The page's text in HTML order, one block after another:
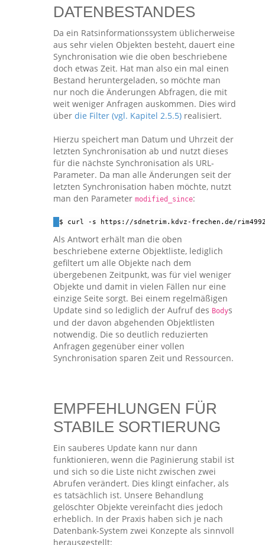
DATENBESTANDES
Da ein Ratsinformationssystem üblicherweise
aus sehr vielen Objekten besteht, dauert eine
Synchronisation wie die oben beschriebene
doch etwas Zeit. Hat man also ein mal einen
Bestand heruntergeladen, so möchte man
nur noch die Änderungen Abfragen, die mit
weit weniger Anfragen auskommen. Dies wird
über die Filter (vgl. Kapitel 2.5.5) realisiert.
Hierzu speichert man Datum und Uhrzeit der
letzten Synchronisation ab und nutzt dieses
für die nächste Synchronisation als URL-
Parameter. Da man alle Änderungen seit der
letzten Synchronisation haben möchte, nutzt
man den Parameter modified_since:
$ curl -s https://sdnetrim.kdvz-frechen.de/rim4992/
Als Antwort erhält man die oben
beschriebene externe Objektliste, lediglich
gefiltert um alle Objekte nach dem
übergebenen Zeitpunkt, was für viel weniger
Objekte und damit in vielen Fällen nur eine
einzige Seite sorgt. Bei einem regelmäßigen
Update sind so lediglich der Aufruf des Bodys
und der davon abgehenden Objektlisten
notwendig. Die so deutlich reduzierten
Anfragen gegenüber einer vollen
Synchronisation sparen Zeit und Ressourcen.
EMPFEHLUNGEN FÜR
STABILE SORTIERUNG
Ein sauberes Update kann nur dann
funktionieren, wenn die Paginierung stabil ist
und sich so die Liste nicht zwischen zwei
Abrufen verändert. Dies klingt einfacher, als
es tatsächlich ist. Unsere Behandlung
gelöschter Objekte vereinfacht dies jedoch
erheblich. In der Praxis haben sich je nach
Datenbank-System zwei Konzepte als sinnvoll
herausgestellt: